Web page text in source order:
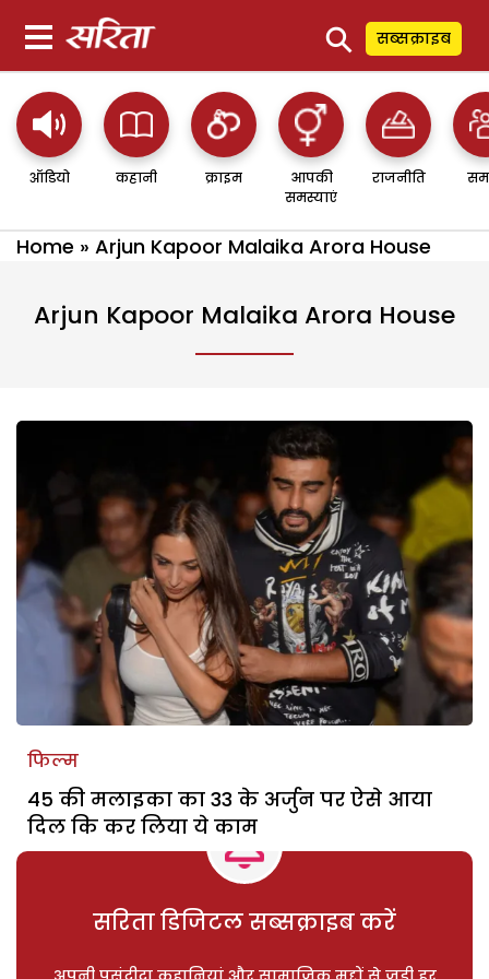
⚲ सब्सक्राइब
ऑडियो कहानी क्राइम
आपकी
समस्याएं
राजनीति
Home » Arjun Kapoor Malaika Arora House
Arjun Kapoor Malaika Arora House
फिल्म
45 की मलाइका का 33 के अर्जुन पर ऐसे आया
दिल कि कर लिया ये काम
सरिता डिजिटल सब्सक्राइब करें